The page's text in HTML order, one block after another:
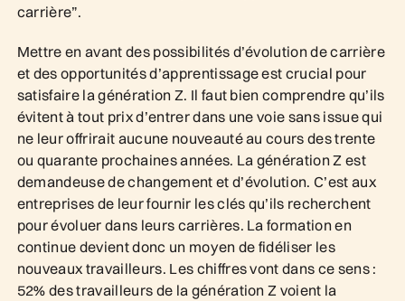
carrière”.
Mettre en avant des possibilités d’évolution de carrière
et des opportunités d’apprentissage est crucial pour
satisfaire la génération Z. Il faut bien comprendre qu’ils
évitent à tout prix d’entrer dans une voie sans issue qui
ne leur offrirait aucune nouveauté au cours des trente
ou quarante prochaines années. La génération Z est
demandeuse de changement et d’évolution. C’est aux
entreprises de leur fournir les clés qu’ils recherchent
pour évoluer dans leurs carrières. La formation en
continue devient donc un moyen de fidéliser les
nouveaux travailleurs. Les chiffres vont dans ce sens :
52% des travailleurs de la génération Z voient la